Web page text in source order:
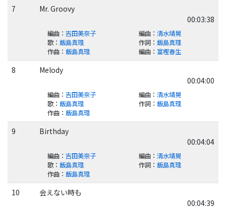
7
Mr. Groovy
00:03:38
編曲： 吉田美奈子 編曲： 清水靖晃
歌： 飯島真理 作詞： 飯島真理
作曲： 飯島真理 編曲： 富樫春生
8
Melody
00:04:00
編曲： 吉田美奈子 編曲： 清水靖晃
歌： 飯島真理 作詞： 飯島真理
作曲： 飯島真理
9
Birthday
00:04:04
編曲： 吉田美奈子 編曲： 清水靖晃
歌： 飯島真理 作詞： 飯島真理
作曲： 飯島真理
10
会えない時も
00:04:39